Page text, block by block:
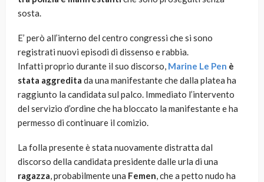
sosta.
E’ però all’interno del centro congressi che si sono
registrati nuovi episodi di dissenso e rabbia.
Infatti proprio durante il suo discorso, Marine Le Pen è
stata aggredita da una manifestante che dalla platea ha
raggiunto la candidata sul palco. Immediato l’intervento
del servizio d’ordine che ha bloccato la manifestante e ha
permesso di continuare il comizio.
La folla presente è stata nuovamente distratta dal
discorso della candidata presidente dalle urla di una
ragazza, probabilmente una Femen, che a petto nudo ha